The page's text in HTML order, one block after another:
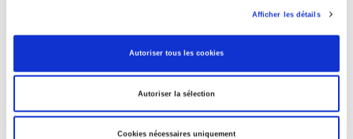
Afficher les détails
Autoriser tous les cookies
Autoriser la sélection
Cookies nécessaires uniquement
La ville verte au pied du mur